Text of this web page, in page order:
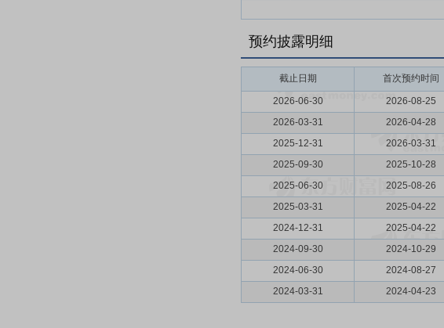
预约披露明细
截止日期 首次预约时间
2026-06-30 2026-08-25
2026-03-31
2026-04-28
2025-12-31
2026-03-31
2025-09-30
2025-10-28
2025-06-30
2025-08-26
2025-03-31
2025-04-22
2024-12-31
2025-04-22
2024-09-30
2024-10-29
2024-06-30
2024-08-27
2024-03-31
2024-04-23